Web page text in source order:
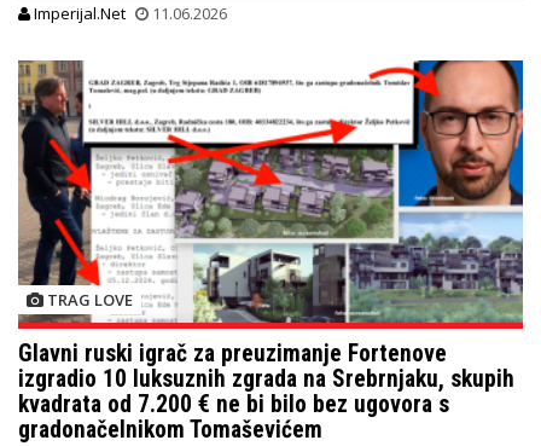
Imperijal.Net 11.06.2026
TRAG LOVE
Glavni ruski igrač za preuzimanje Fortenove
izgradio 10 luksuznih zgrada na Srebrnjaku, skupih
kvadrata od 7.200 € ne bi bilo bez ugovora s
gradonačelnikom Tomaševićem